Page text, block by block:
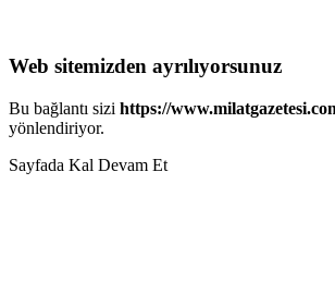
Web sitemizden ayrılıyorsunuz
Bu bağlantı sizi https://
yönlendiriyor.
Sayfada Kal Devam Et